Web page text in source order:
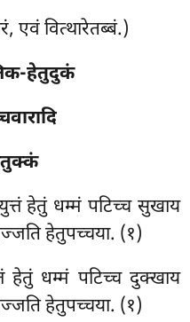
एवं वित्थारेतब्बं.)
हेतुदुकं
हेतुं धम्मं पटिच्च सुखाय
हेतुपच्चया. (१)
हेतुं धम्मं पटिच्च दुक्खाय
हेतुपच्चया. (१)